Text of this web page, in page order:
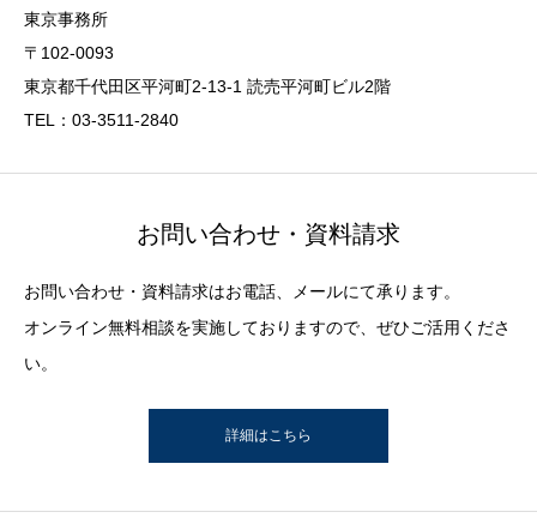
東京事務所
〒102-0093
東京都千代田区平河町2-13-1 読売平河町ビル2階
TEL：03-3511-2840
お問い合わせ・資料請求
お問い合わせ・資料請求はお電話、メールにて承ります。
オンライン無料相談を実施しておりますので、ぜひご活用くださ
い。
詳細はこちら